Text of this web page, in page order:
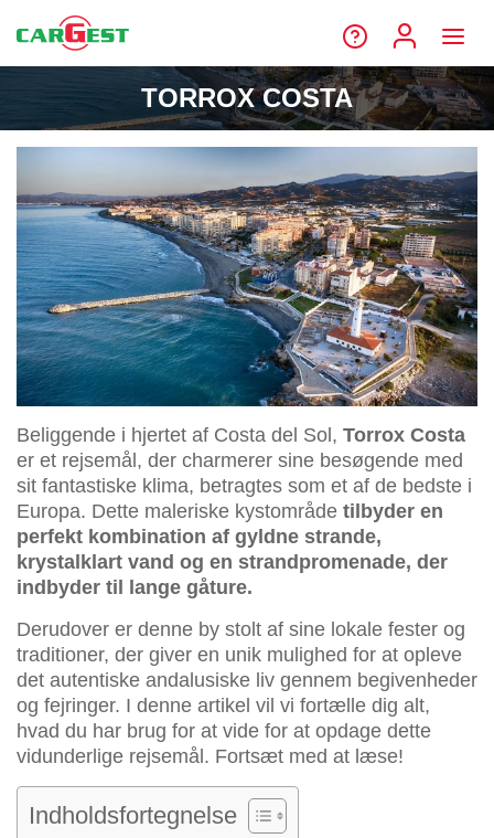
TORROX COSTA
Beliggende i hjertet af Costa del Sol, Torrox Costa
er et rejsemål, der charmerer sine besøgende med
sit fantastiske klima, betragtes som et af de bedste i
Europa. Dette maleriske kystområde tilbyder en
perfekt kombination af gyldne strande,
krystalklart vand og en strandpromenade, der
indbyder til lange gåture.
Derudover er denne by stolt af sine lokale fester og
traditioner, der giver en unik mulighed for at opleve
det autentiske andalusiske liv gennem begivenheder
og fejringer. I denne artikel vil vi fortælle dig alt,
hvad du har brug for at vide for at opdage dette
vidunderlige rejsemål. Fortsæt med at læse!
Indholdsfortegnelse